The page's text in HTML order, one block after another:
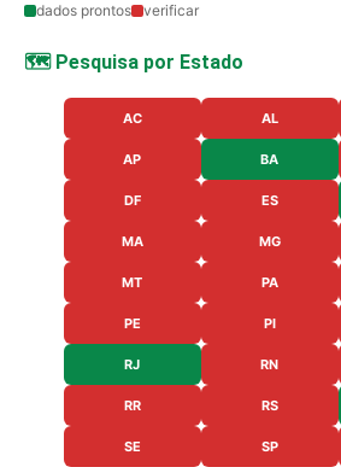
dados prontos verificar
🗺️ Pesquisa por Estado
AC AL
AP BA
DF ES
MA MG
MT PA
PE PI
RJ RN
RR RS
SE SP